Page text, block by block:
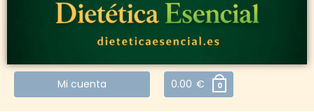
Mi cuenta 0.00 € 0